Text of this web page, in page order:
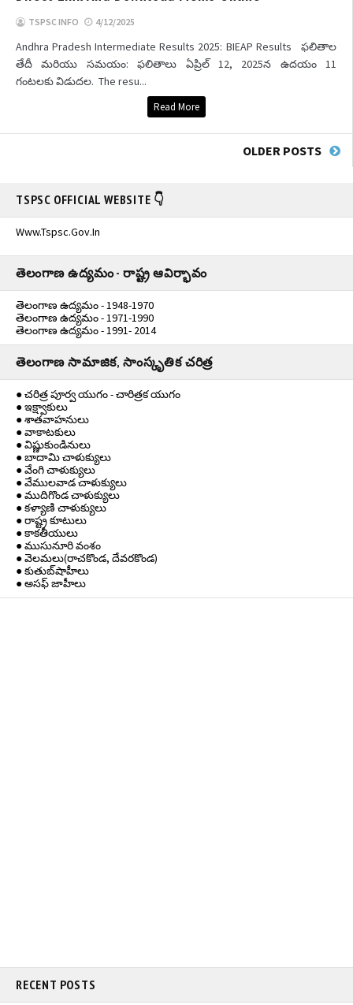
TSPSC INFO 4/12/2025
Andhra Pradesh Intermediate Results 2025: BIEAP Results ఫలితాల
తేదీ మరియు సమయం: ఫలితాలు ఏప్రిల్ 12, 2025న ఉదయం 11
గంటలకు విడుదల. The resu...
Read More
OLDER POSTS
TSPSC OFFICIAL WEBSITE 👇
Www.tspsc.gov.in
తెలంగాణ ఉద్యమం - రాష్ట్ర ఆవిర్భావం
తెలంగాణ ఉద్యమం - 1948-1970
తెలంగాణ ఉద్యమం - 1971-1990
తెలంగాణ ఉద్యమం - 1991- 2014
తెలంగాణ సామాజిక, సాంస్కృతిక చరిత్ర
● చరిత్ర పూర్వ యుగం - చారిత్రక యుగం
● ఇక్ష్వాకులు
● శాతవాహనులు
● వాకాటకులు
● విష్ణుకుండినులు
● బాదామి చాళుక్యులు
● వేంగి చాళుక్యులు
● వేములవాడ చాళుక్యులు
● ముదిగొండ చాళుక్యులు
● కళ్యాణి చాళుక్యులు
● రాష్ట్ర కూటులు
● కాకతీయులు
● ముసునూరి వంశం
● వెలమలు(రాచకొండ, దేవరకొండ)
● కుతుబ్‌షాహీలు
● అసఫ్ జాహీలు
RECENT POSTS